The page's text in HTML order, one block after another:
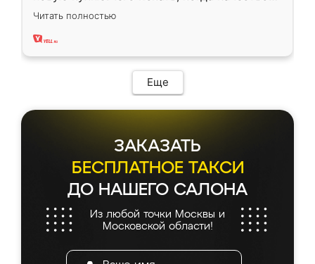
вполне довольна. Служит кухня уже почти
два года, нареканий нет.
Читать полностью
Еще
ЗАКАЗАТЬ
БЕСПЛАТНОЕ ТАКСИ
ДО НАШЕГО САЛОНА
Из любой точки Москвы и
Московской области!